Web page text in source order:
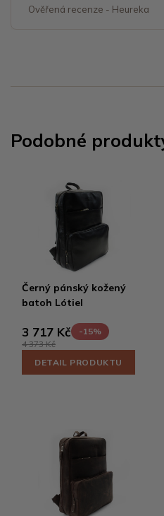
Ověřená recenze - Heureka
Podobné
Černý pánský kožený
batoh Lótiel
3 717 Kč
-15%
4 373 Kč
DETAIL PRODUKTU